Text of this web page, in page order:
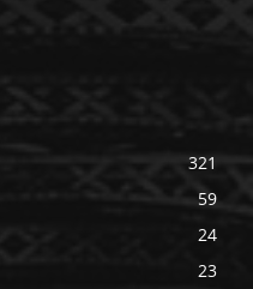
321
59
24
23